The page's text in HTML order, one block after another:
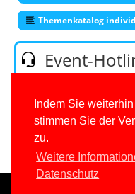
Indem Sie
stimmen Sie der
zu.
Weitere
Datenschutz
Themenkatalog
Event-
E-Mail:
Kontaktformular